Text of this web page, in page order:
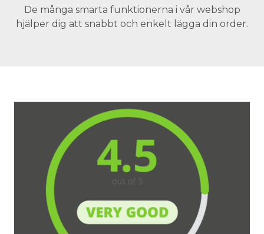
De många smarta funktionerna i vår webshop
hjälper dig att snabbt och enkelt lägga din order.